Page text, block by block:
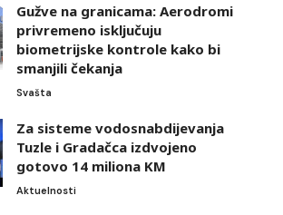
Gužve na granicama: Aerodromi
privremeno isključuju
biometrijske kontrole kako bi
smanjili čekanja
Svašta
Za sisteme vodosnabdijevanja
Tuzle i Gradačca izdvojeno
gotovo 14 miliona KM
Aktuelnosti